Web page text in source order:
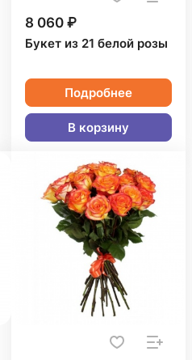
8 060 ₽
Букет из 21 белой розы
Подробнее
В корзину